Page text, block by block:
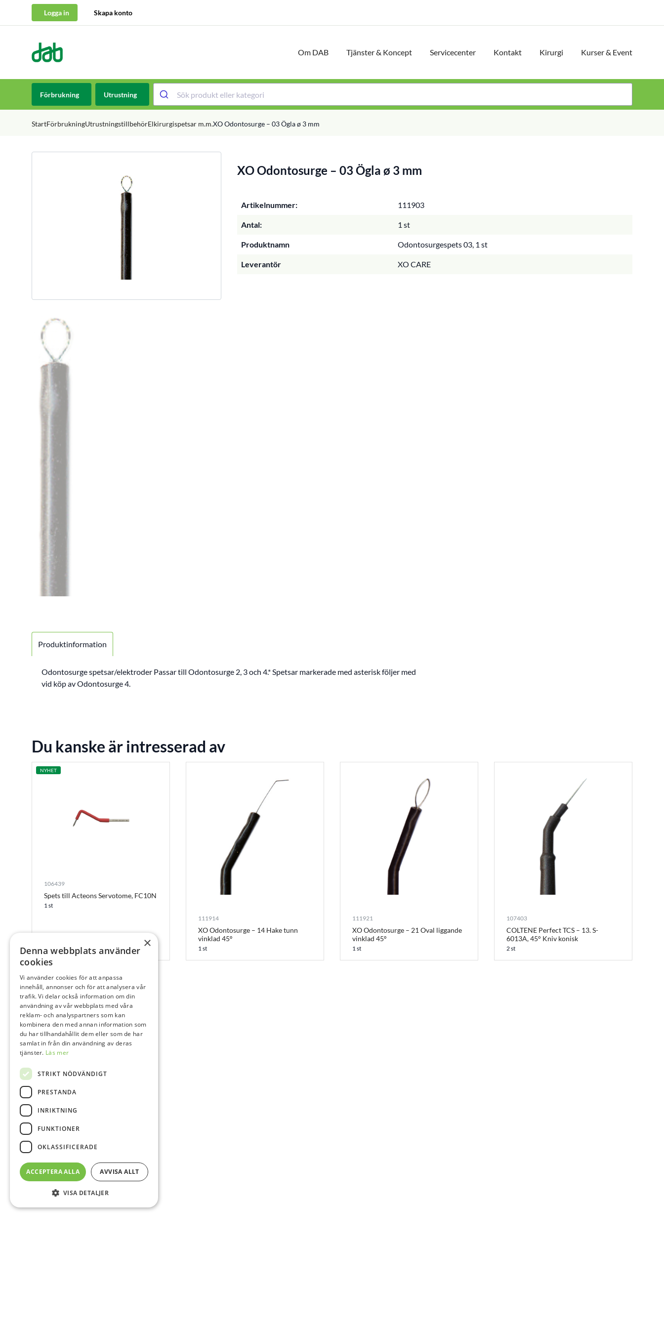
Logga in Skapa konto
DAB Dental Om DAB Tjänster & Koncept Servicecenter Kontakt Kirurgi Kurser & Event
Förbrukning Utrustning
StartFörbrukningUtrustningstillbehörElkirurgispetsar m.m.XO Odontosurge – 03 Ögla ø 3 mm
XO Odontosurge – 03 Ögla ø 3 mm
Artikelnummer: 111903
Antal: 1 st
Produktnamn Odontosurgespets 03, 1 st
Leverantör XO CARE
Produktinformation
Odontosurge spetsar/elektroder Passar till Odontosurge 2, 3 och 4.* Spetsar markerade med asterisk följer med
vid köp av Odontosurge 4.
Du kanske är intresserad av
NYHET
106439
Spets till Acteons Servotome, FC10N
1 st
111914
XO Odontosurge – 14 Hake tunn
vinklad 45º
1 st
111921
XO Odontosurge – 21 Oval liggande
vinklad 45º
1 st
107403
COLTENE Perfect TCS – 13. S-
6013A, 45° Kniv konisk
2 st
×
Denna webbplats använder
cookies
Vi använder cookies för att anpassa
innehåll, annonser och för att analysera vår
trafik. Vi delar också information om din
användning av vår webbplats med våra
reklam- och analyspartners som kan
kombinera den med annan information som
du har tillhandahållit dem eller som de har
samlat in från din användning av deras
tjänster. Läs mer
STRIKT NÖDVÄNDIGT
PRESTANDA
INRIKTNING
FUNKTIONER
OKLASSIFICERADE
ACCEPTERA ALLA AVVISA ALLT
VISA DETALJER